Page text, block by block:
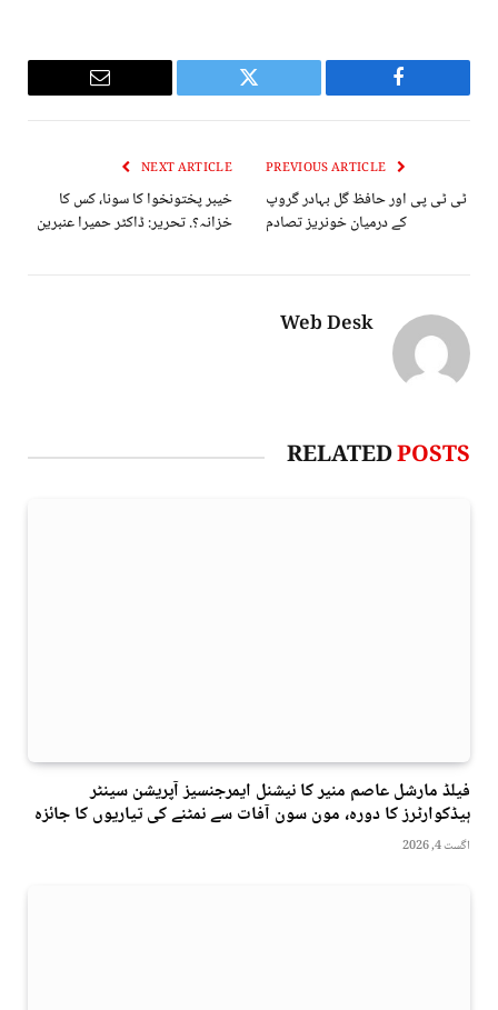
Facebook
Twitter
Email
ٹی ٹی پی اور حافظ گل بہادر گروپ
کے درمیان خونریز تصادم
NEXT ARTICLE
خیبر پختونخوا کا سونا، کس کا
خزانہ؟. تحریر: ڈاکٹر حمیرا عنبرین
Web Desk
RELATEDPOSTS
فیلڈ مارشل عاصم منیر کا نیشنل ایمرجنسیز آپریشن سینٹر
ہیڈکوارٹرز کا دورہ، مون سون آفات سے نمٹنے کی تیاریوں کا جائزہ
اگست 4, 2026